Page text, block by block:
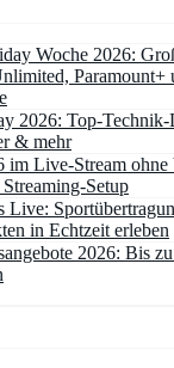
Woche 2026:
Paramount+
2026: Top-Technik-
& mehr
Live-Stream ohne
Setup
Live:
in Echtzeit erleben
2026: Bis